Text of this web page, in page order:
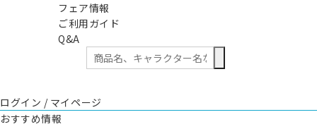
フェア情報
ご利用ガイド
Q&A
ログイン / マイページ
おすすめ情報